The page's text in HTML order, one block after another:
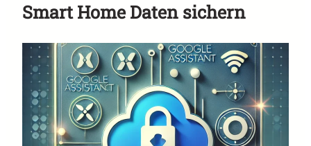
Smart Home Daten sichern